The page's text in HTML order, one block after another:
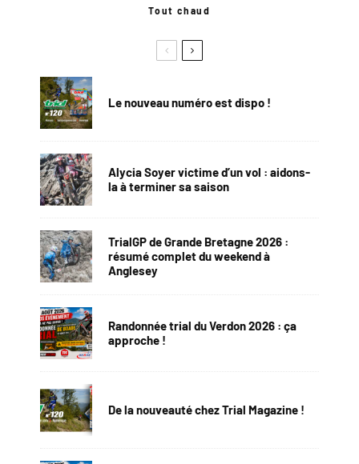
Tout chaud
Le nouveau numéro est dispo !
Alycia Soyer victime d’un vol : aidons-
la à terminer sa saison
TrialGP de Grande Bretagne 2026 :
résumé complet du weekend à
Anglesey
Randonnée trial du Verdon 2026 : ça
approche !
De la nouveauté chez Trial Magazine !